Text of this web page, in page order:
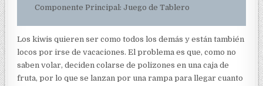
Componente Principal: Juego de Tablero
Los kiwis quieren ser como todos los demás y están también
locos por irse de vacaciones. El problema es que, como no
saben volar, deciden colarse de polizones en una caja de
fruta, por lo que se lanzan por una rampa para llegar cuanto